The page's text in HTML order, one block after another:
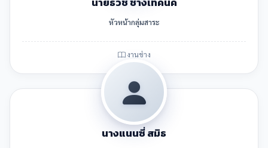
หัวหน้ากลุ่มสาระ
งานช่าง
นางแนนซี่ สมิธ